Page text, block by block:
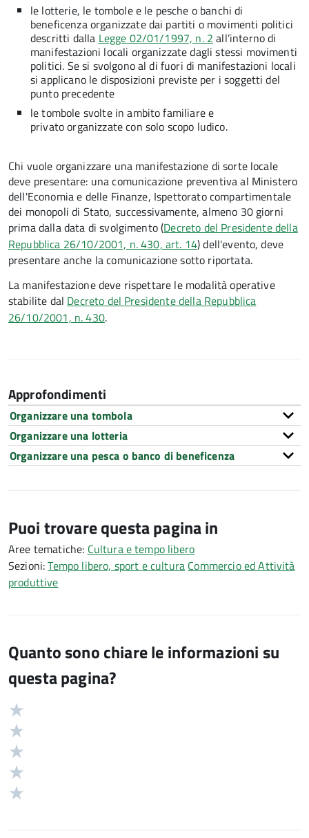
le lotterie, le tombole e le pesche o banchi di
beneficenza organizzate dai partiti o movimenti politici
descritti dalla Legge 02/01/1997, n. 2 all’interno di
manifestazioni locali organizzate dagli stessi movimenti
politici. Se si svolgono al di fuori di manifestazioni locali
si applicano le disposizioni previste per i soggetti del
punto precedente
le tombole svolte in ambito familiare e
privato organizzate con solo scopo ludico.
Chi vuole organizzare una manifestazione di sorte locale
deve presentare: una comunicazione preventiva al Ministero
dell'Economia e delle Finanze, Ispettorato compartimentale
dei monopoli di Stato, successivamente, almeno 30 giorni
prima dalla data di svolgimento (Decreto del Presidente della
Repubblica 26/10/2001, n. 430, art. 14) dell'evento, deve
presentare anche la comunicazione sotto riportata.
La manifestazione deve rispettare le modalità operative
stabilite dal Decreto del Presidente della Repubblica
26/10/2001, n. 430.
Approfondimenti
Organizzare una tombola
Organizzare una lotteria
Organizzare una pesca o banco di beneficenza
Puoi trovare questa pagina in
Aree tematiche: Cultura e tempo libero
Sezioni:Tempo libero, sport e cultura Commercio ed Attività
produttive
Quanto sono chiare le informazioni su
questa pagina?
Valutazione